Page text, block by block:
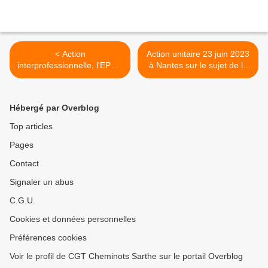
< Action
interprofessionnelle, l'EPSM
a besoin de nous le 20 juin
subissant eux mêmes les
restructurations et
les patients, les citoyens. ✊
Action unitaire 23 juin 2023
à Nantes sur le sujet de la
concurrence en pays de
Hébergé par Overblog
Top articles
Pages
Contact
Signaler un abus
C.G.U.
Cookies et données personnelles
Préférences cookies
Voir le profil de CGT Cheminots Sarthe sur le portail Overblog